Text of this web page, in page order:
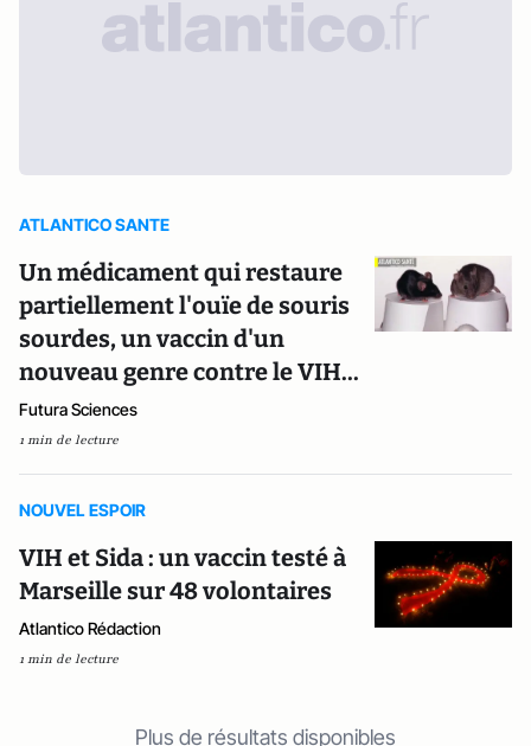
ATLANTICO SANTE
Un médicament qui restaure
partiellement l'ouïe de souris
sourdes, un vaccin d'un
nouveau genre contre le VIH...
Futura Sciences
1 min de lecture
NOUVEL ESPOIR
VIH et Sida : un vaccin testé à
Marseille sur 48 volontaires
Atlantico Rédaction
1 min de lecture
Plus de résultats disponibles